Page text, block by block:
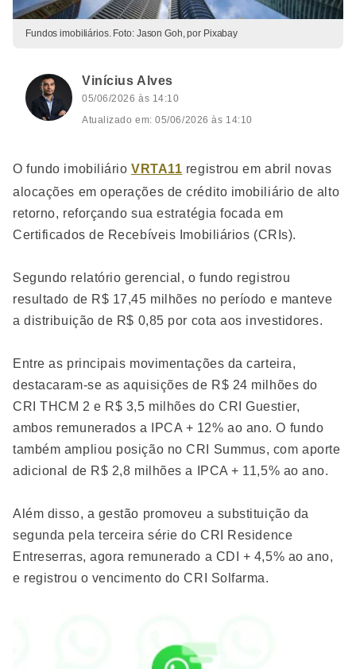
Fundos imobiliários. Foto: Jason Goh, por Pixabay
Vinícius Alves
05/06/2026 às 14:10
Atualizado em: 05/06/2026 às 14:10
O fundo imobiliário VRTA11 registrou em abril novas
alocações em operações de crédito imobiliário de alto
retorno, reforçando sua estratégia focada em
Certificados de Recebíveis Imobiliários (CRIs).
Segundo relatório gerencial, o fundo registrou
resultado de R$ 17,45 milhões no período e manteve
a distribuição de R$ 0,85 por cota aos investidores.
Entre as principais movimentações da carteira,
destacaram-se as aquisições de R$ 24 milhões do
CRI THCM 2 e R$ 3,5 milhões do CRI Guestier,
ambos remunerados a IPCA + 12% ao ano. O fundo
também ampliou posição no CRI Summus, com aporte
adicional de R$ 2,8 milhões a IPCA + 11,5% ao ano.
Além disso, a gestão promoveu a substituição da
segunda pela terceira série do CRI Residence
Entreserras, agora remunerado a CDI + 4,5% ao ano,
e registrou o vencimento do CRI Solfarma.